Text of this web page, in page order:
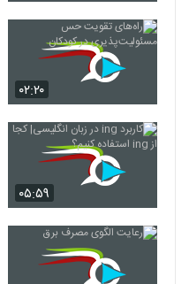
۰۲:۲۰
۰۵:۵۹